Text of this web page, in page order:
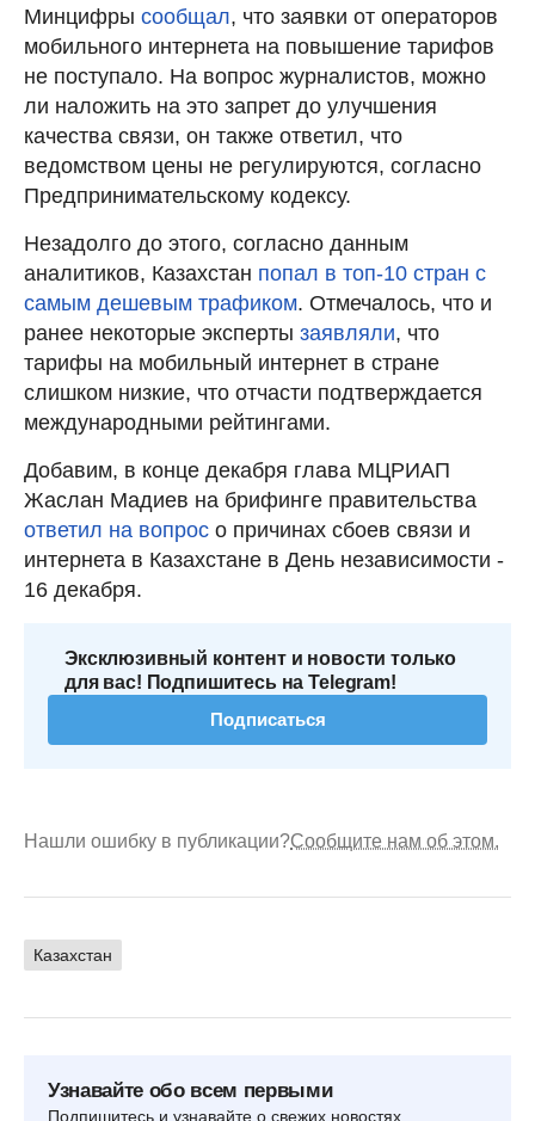
Минцифры сообщал, что заявки от операторов
мобильного интернета на повышение тарифов
не поступало. На вопрос журналистов, можно
ли наложить на это запрет до улучшения
качества связи, он также ответил, что
ведомством цены не регулируются, согласно
Предпринимательскому кодексу.
Незадолго до этого, согласно данным
аналитиков, Казахстан попал в топ-10 стран с
самым дешевым трафиком. Отмечалось, что и
ранее некоторые эксперты заявляли, что
тарифы на мобильный интернет в стране
слишком низкие, что отчасти подтверждается
международными рейтингами.
Добавим, в конце декабря глава МЦРИАП
Жаслан Мадиев на брифинге правительства
ответил на вопрос о причинах сбоев связи и
интернета в Казахстане в День независимости -
16 декабря.
Эксклюзивный контент и новости только
для вас! Подпишитесь на Telegram!
Подписаться
Нашли ошибку в публикации?Сообщите нам об этом.
Казахстан
Узнавайте обо всем первыми
Подпишитесь и узнавайте о свежих новостях